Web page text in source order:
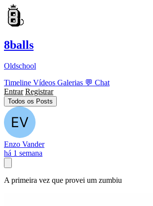
8balls
Oldschool
Timeline Vídeos Galerias 💬 Chat
Entrar Registrar
Todos os Posts
Enzo Vander
há 1 semana
A primeira vez que provei um zumbiu